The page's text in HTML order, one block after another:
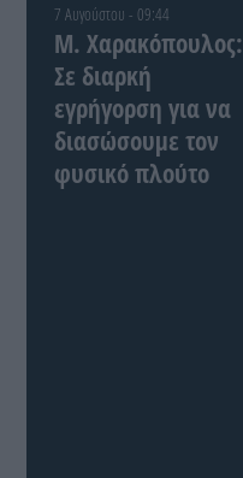
7 Αυγούστου - 09:44
Μ. Χαρακόπουλος:
Σε διαρκή
εγρήγορση για να
διασώσουμε τον
φυσικό πλούτο